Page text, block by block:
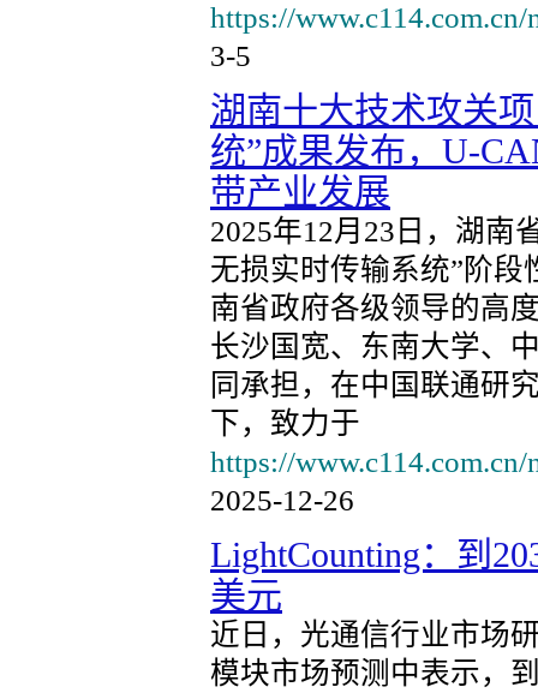
https://
3-5
湖南十大技术攻关
统”成果发布，U-
带产业发展
2025年12月23日，湖南
无损实时传输系统”阶
南省政府各级领导的高
长沙国宽、东南大学、
同承担，在中国联通研
下，致力于
https://
2025-12-26
LightCounting：到
美元
近日，光通信行业市场
模块市场预测中表示，